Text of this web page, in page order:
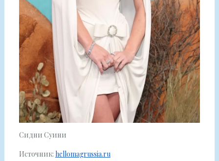
Сидни Суини
Источник: hellomagrussia.ru